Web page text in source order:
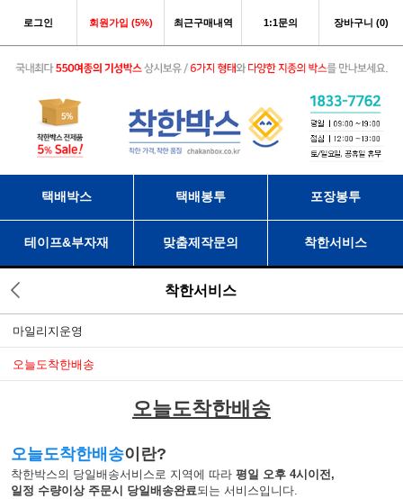
로그인 회원가입 (5%) 최근구매내역 1:1문의 장바구니 (0)
택배박스 택배봉투 포장봉투
테이프&부자재 맞춤제작문의 착한서비스
착한서비스
마일리지운영
오늘도착한배송
오늘도착한배송
오늘도착한배송이란?
착한박스의 당일배송서비스로 지역에 따라 평일 오후 4시이전,
일정 수량이상 주문시 당일배송완료되는 서비스입니다.